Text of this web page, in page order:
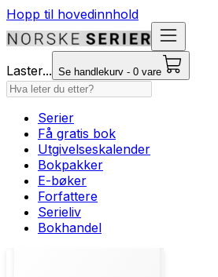
Hopp til hovedinnhold
Laster... Se handlekurv - 0 vare
Serier
Få gratis bok
Utgivelseskalender
Bokpakker
E-bøker
Forfattere
Serieliv
Bokhandel